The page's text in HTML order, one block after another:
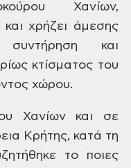
Χανίων,
χρήζει άμεσης
και
κτίσματος του
χώρου.
Χανίων και σε
Κρήτης, κατά τη
το ποιες